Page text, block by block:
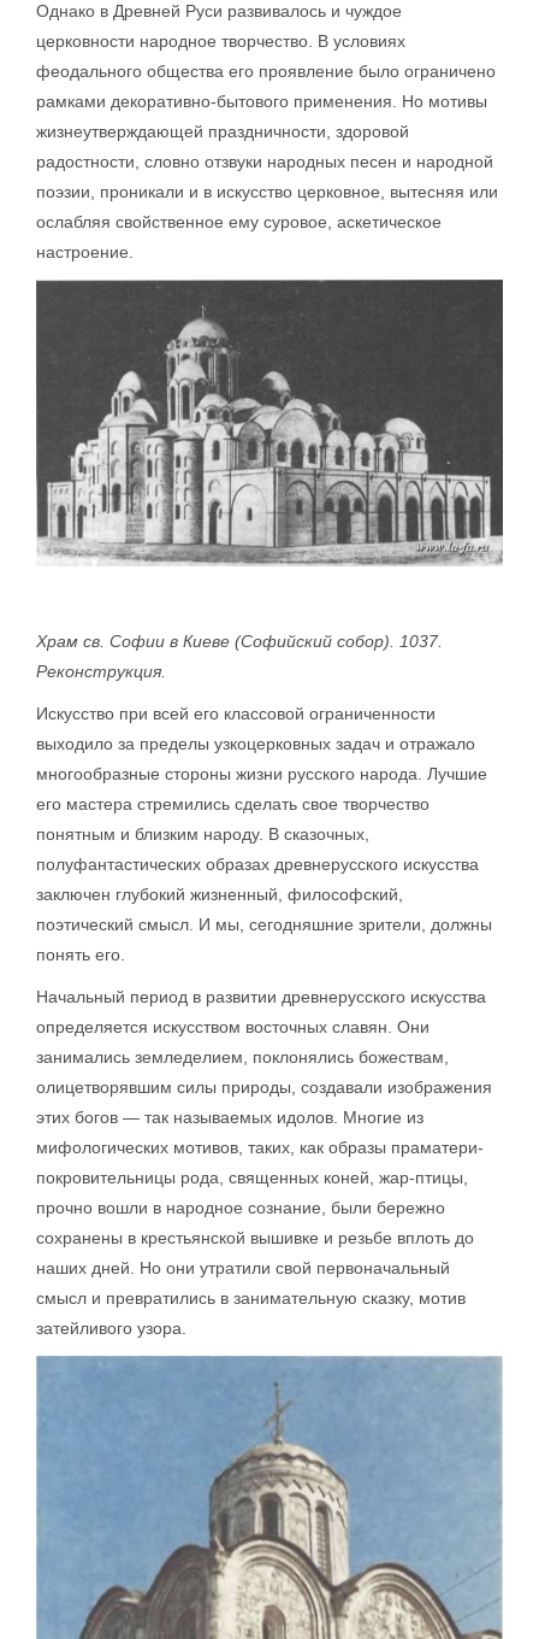
Однако в Древней Руси развивалось и чуждое
церковности народное творчество. В условиях
феодального общества его проявление было ограничено
рамками декоративно-бытового применения. Но мотивы
жизнеутверждающей праздничности, здоровой
радостности, словно отзвуки народных песен и народной
поэзии, проникали и в искусство церковное, вытесняя или
ослабляя свойственное ему суровое, аскетическое
настроение.
Храм св. Софии в Киеве (Софийский собор). 1037.
Реконструкция.
Искусство при всей его классовой ограниченности
выходило за пределы узкоцерковных задач и отражало
многообразные стороны жизни русского народа. Лучшие
его мастера стремились сделать свое творчество
понятным и близким народу. В сказочных,
полуфантастических образах древнерусского искусства
заключен глубокий жизненный, философский,
поэтический смысл. И мы, сегодняшние зрители, должны
понять его.
Начальный период в развитии древнерусского искусства
определяется искусством восточных славян. Они
занимались земледелием, поклонялись божествам,
олицетворявшим силы природы, создавали изображения
этих богов — так называемых идолов. Многие из
мифологических мотивов, таких, как образы праматери-
покровительницы рода, священных коней, жар-птицы,
прочно вошли в народное сознание, были бережно
сохранены в крестьянской вышивке и резьбе вплоть до
наших дней. Но они утратили свой первоначальный
смысл и превратились в занимательную сказку, мотив
затейливого узора.